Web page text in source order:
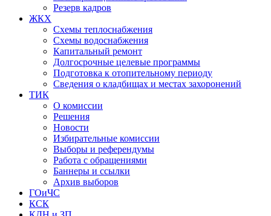
Резерв кадров
ЖКХ
Схемы теплоснабжения
Схемы водоснабжения
Капитальный ремонт
Долгосрочные целевые программы
Подготовка к отопительному периоду
Сведения о кладбищах и местах захоронений
ТИК
О комиссии
Решения
Новости
Избирательные комиссии
Выборы и референдумы
Работа с обращениями
Баннеры и ссылки
Архив выборов
ГОиЧС
КСК